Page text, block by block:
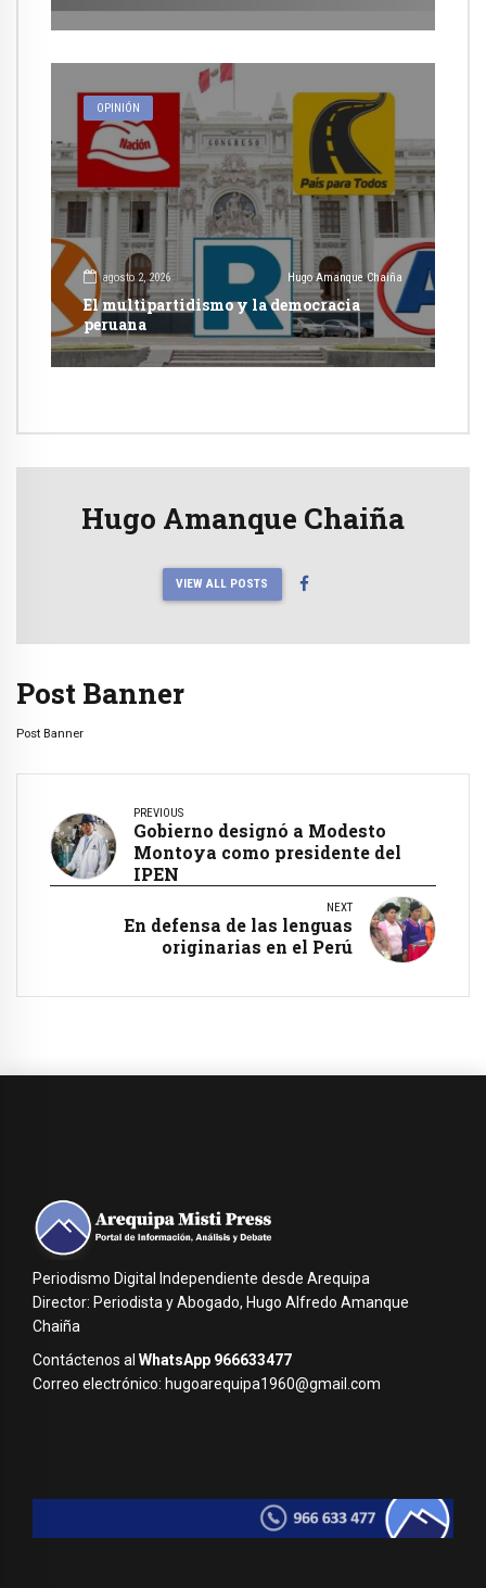
OPINIÓN
agosto 2, 2026 Hugo Amanque Chaiña
El multipartidismo y la democracia
peruana
Hugo Amanque Chaiña
VIEW ALL POSTS
Post Banner
Post Banner
PREVIOUS
Gobierno designó a Modesto
Montoya como presidente del
IPEN
NEXT
En defensa de las lenguas
originarias en el Perú
Periodismo Digital Independiente desde Arequipa
Director: Periodista y Abogado, Hugo Alfredo Amanque
Chaiña
Contáctenos al WhatsApp 966633477
Correo electrónico: hugoarequipa1960@gmail.com